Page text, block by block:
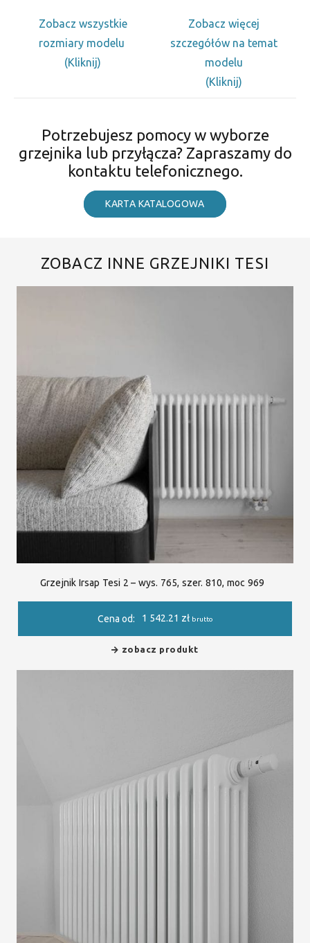
Zobacz wszystkie
rozmiary modelu
(Kliknij)
Zobacz więcej
szczegółów na temat
modelu
(Kliknij)
Potrzebujesz pomocy w wyborze
grzejnika lub przyłącza? Zapraszamy do
kontaktu telefonicznego.
KARTA KATALOGOWA
ZOBACZ INNE GRZEJNIKI TESI
Grzejnik Irsap Tesi 2 – wys. 765, szer. 810, moc 969
Cena od: 1 542.21 zł brutto
zobacz produkt